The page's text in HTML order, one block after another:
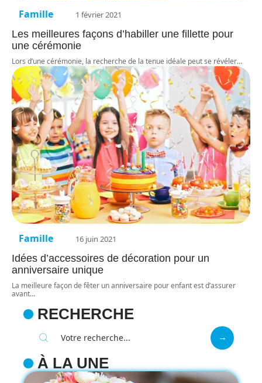
Famille 1 février 2021
Les meilleures façons d’habiller une fillette pour
une cérémonie
Lors d’une cérémonie, la recherche de la tenue idéale peut se révéler…
Famille 16 juin 2021
Idées d’accessoires de décoration pour un
anniversaire unique
La meilleure façon de fêter un anniversaire pour enfant est d’assurer
avant…
RECHERCHE
À LA UNE